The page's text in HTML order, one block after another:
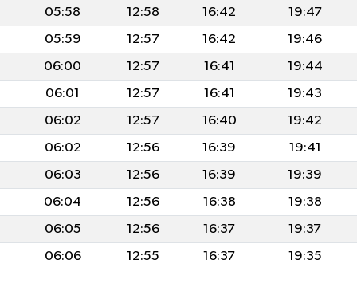
05:58 12:58 16:42 19:47
05:59 12:57 16:42 19:46
06:00 12:57 16:41 19:44
06:01 12:57 16:41 19:43
06:02 12:57 16:40 19:42
06:02 12:56 16:39 19:41
06:03 12:56 16:39 19:39
06:04 12:56 16:38 19:38
06:05 12:56 16:37 19:37
06:06 12:55 16:37 19:35